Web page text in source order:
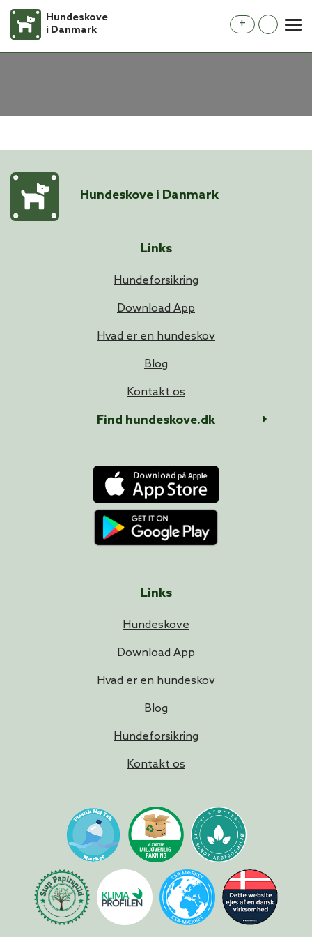
Hundeskove
i Danmark
+
Hundeskove i Danmark
Links
Hundeskove
Download App
Hvad er en hundeskov
Blog
Hundeforsikring
Kontakt os
Links
Hundeforsikring
Download App
Hvad er en hundeskov
Blog
Kontakt os
Find hundeskove.dk